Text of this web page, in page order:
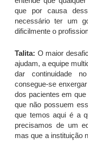
que por causa
necessário ter um
dificilmente o
Talita: O maior
ajudam, a equipe
dar continuidade
consegue-se
dos pacientes em
que não possuem
que temos aqui é a
precisamos de um
mas que a instituição